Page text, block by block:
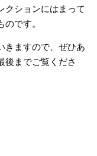
クションにはまって
です。
きますので、ぜひあ
後までご覧くださ